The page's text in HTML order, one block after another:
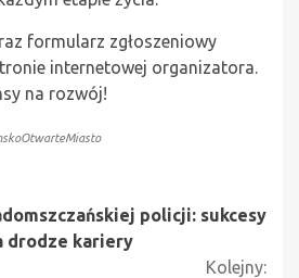
formularz zgłoszeniowy
internetowej organizatora.
na rozwój!
policji: sukcesy
drodze kariery
Kolejny: